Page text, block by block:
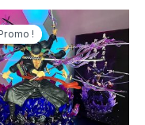
!!
Le
prix
initial
était :
279,90€.
actuel
est :
139,00€.